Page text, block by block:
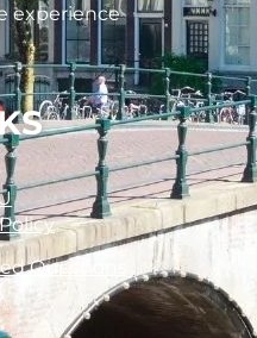
experience
Questions